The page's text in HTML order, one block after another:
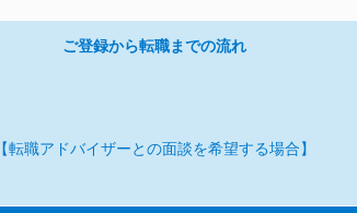
ご登録から転職までの流れ
【転職アドバイザーとの面談を希望する場合】